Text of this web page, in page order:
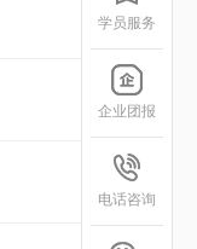
学员服务
企业团报
电话咨询